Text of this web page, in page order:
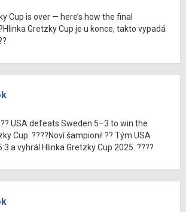
Cup is over — here’s how the final
Gretzky Cup je u konce, takto vypadá
USA defeats Sweden 5–3 to win the
Cup. ????Noví šampioni! ?? Tým USA
a vyhrál Hlinka Gretzky Cup 2025. ????